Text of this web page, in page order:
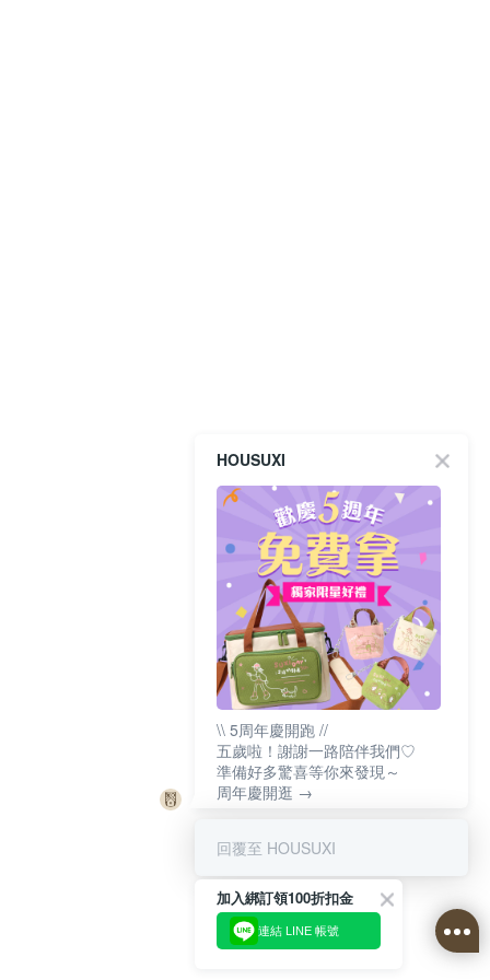
HOUSUXI
\\ 5周年慶開跑 //
五歲啦！謝謝一路陪伴我們♡
準備好多驚喜等你來發現～
周年慶開逛 →
回覆至 HOUSUXI
加入綁訂領100折扣金
連結 LINE 帳號